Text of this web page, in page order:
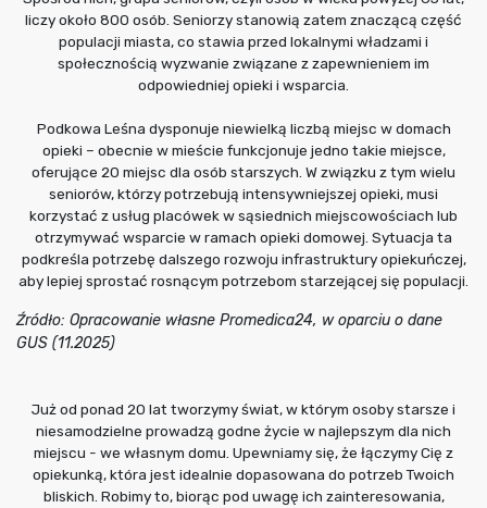
liczy około 800 osób. Seniorzy stanowią zatem znaczącą część
populacji miasta, co stawia przed lokalnymi władzami i
społecznością wyzwanie związane z zapewnieniem im
odpowiedniej opieki i wsparcia.
Podkowa Leśna dysponuje niewielką liczbą miejsc w domach
opieki – obecnie w mieście funkcjonuje jedno takie miejsce,
oferujące 20 miejsc dla osób starszych. W związku z tym wielu
seniorów, którzy potrzebują intensywniejszej opieki, musi
korzystać z usług placówek w sąsiednich miejscowościach lub
otrzymywać wsparcie w ramach opieki domowej. Sytuacja ta
podkreśla potrzebę dalszego rozwoju infrastruktury opiekuńczej,
aby lepiej sprostać rosnącym potrzebom starzejącej się populacji.
Źródło: Opracowanie własne Promedica24, w oparciu o dane
GUS (11.2025)
Już od ponad 20 lat tworzymy świat, w którym osoby starsze i
niesamodzielne prowadzą godne życie w najlepszym dla nich
miejscu - we własnym domu. Upewniamy się, że łączymy Cię z
opiekunką, która jest idealnie dopasowana do potrzeb Twoich
bliskich. Robimy to, biorąc pod uwagę ich zainteresowania,